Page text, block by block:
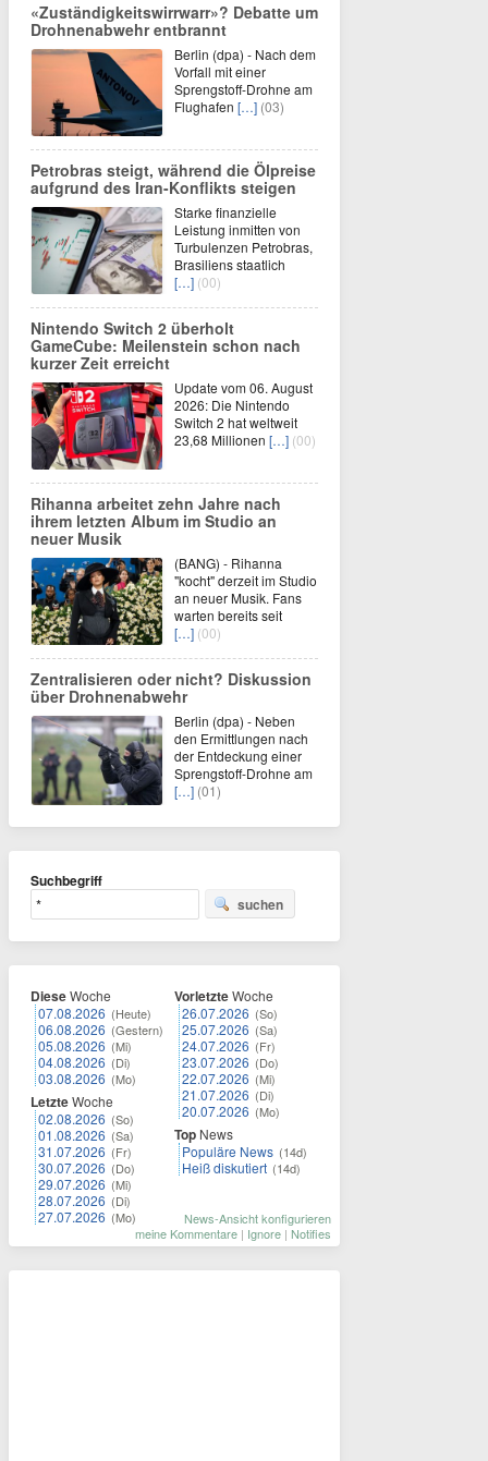
«Zuständigkeitswirrwarr»? Debatte um
Drohnenabwehr entbrannt
Berlin (dpa) - Nach dem
Vorfall mit einer
Sprengstoff-Drohne am
Flughafen […] (03)
Petrobras steigt, während die Ölpreise
aufgrund des Iran-Konflikts steigen
Starke finanzielle
Leistung inmitten von
Turbulenzen Petrobras,
Brasiliens staatlich
[…] (00)
Nintendo Switch 2 überholt
GameCube: Meilenstein schon nach
kurzer Zeit erreicht
Update vom 06. August
2026: Die Nintendo
Switch 2 hat weltweit
23,68 Millionen […] (00)
Rihanna arbeitet zehn Jahre nach
ihrem letzten Album im Studio an
neuer Musik
(BANG) - Rihanna
"kocht" derzeit im Studio
an neuer Musik. Fans
warten bereits seit
[…] (00)
Zentralisieren oder nicht? Diskussion
über Drohnenabwehr
Berlin (dpa) - Neben
den Ermittlungen nach
der Entdeckung einer
Sprengstoff-Drohne am
[…] (01)
Suchbegriff
suchen
DieseWoche
07.08.2026 (Heute)
06.08.2026 (Gestern)
05.08.2026 (Mi)
04.08.2026 (Di)
03.08.2026 (Mo)
LetzteWoche
02.08.2026 (So)
01.08.2026 (Sa)
31.07.2026 (Fr)
30.07.2026 (Do)
29.07.2026 (Mi)
28.07.2026 (Di)
27.07.2026 (Mo)
VorletzteWoche
26.07.2026 (So)
25.07.2026 (Sa)
24.07.2026 (Fr)
23.07.2026 (Do)
22.07.2026 (Mi)
21.07.2026 (Di)
20.07.2026 (Mo)
Top News
Populäre News (14d)
Heiß diskutiert (14d)
News-Ansicht konfigurieren
meine Kommentare | Ignore | Notifies